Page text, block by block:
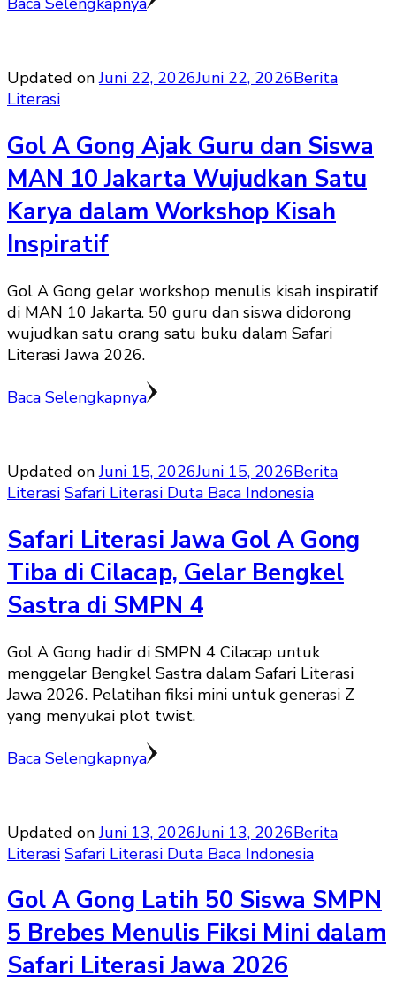
Updated onJuni 22, 2026Juni 22, 2026Berita
Literasi
Gol A Gong Ajak Guru dan Siswa
MAN 10 Jakarta Wujudkan Satu
Karya dalam Workshop Kisah
Inspiratif
Gol A Gong gelar workshop menulis kisah inspiratif
di MAN 10 Jakarta. 50 guru dan siswa didorong
wujudkan satu orang satu buku dalam Safari
Literasi Jawa 2026.
Baca Selengkapnya
Updated onJuni 15, 2026Juni 15, 2026Berita
Literasi Safari Literasi Duta Baca Indonesia
Safari Literasi Jawa Gol A Gong
Tiba di Cilacap, Gelar Bengkel
Sastra di SMPN 4
Gol A Gong hadir di SMPN 4 Cilacap untuk
menggelar Bengkel Sastra dalam Safari Literasi
Jawa 2026. Pelatihan fiksi mini untuk generasi Z
yang menyukai plot twist.
Baca Selengkapnya
Updated onJuni 13, 2026Juni 13, 2026Berita
Literasi Safari Literasi Duta Baca Indonesia
Gol A Gong Latih 50 Siswa SMPN
5 Brebes Menulis Fiksi Mini dalam
Safari Literasi Jawa 2026